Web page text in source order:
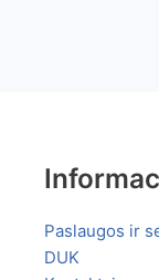
Paslaugos ir
DUK